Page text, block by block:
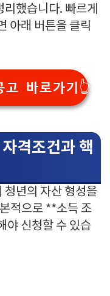
했습니다. 빠르게
아래 버튼을 클릭
고 바로가기👆
격조건과 핵
청년의 자산 형성을
적으로 **소득 조
야 신청할 수 있습